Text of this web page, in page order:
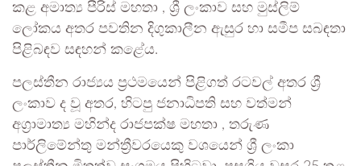
කළ අමාත්‍ය පීරිස් මහතා , ශ්‍රී ලංකාව සහ මුස්ලිම්
ලෝකය අතර පවතින දිගුකාලීන ඇසුර හා සමීප සබඳතා
පිළිබඳව සඳහන් කළේය.
පලස්තීන රාජ්‍යය ප්‍රථමයෙන් පිළිගත් රටවල් අතර ශ්‍රී
ලංකාව ද වූ අතර, හිටපු ජනාධිපති සහ වත්මන්
අග්‍රාමාත්‍ය මහින්ද රාජපක්ෂ මහතා , තරුණ
පාර්ලිමේන්තු මන්ත්‍රීවරයෙකු වශයෙන් ශ්‍රී ලංකා